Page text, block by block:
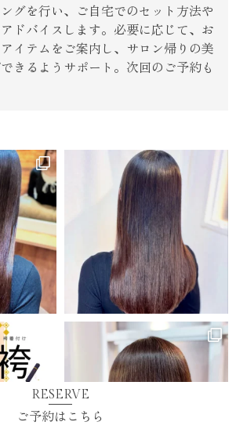
グを行い、ご自宅でのセット方法や
ドバイスします。必要に応じて、お
イテムをご案内し、サロン帰りの美
きるようサポート。次回のご予約も
RESERVE
ご予約はこちら